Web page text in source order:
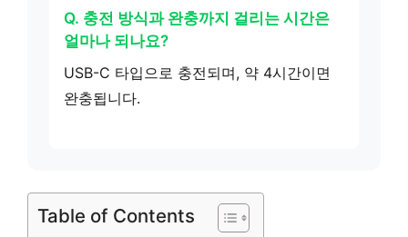
Q. 충전 방식과 완충까지 걸리는 시간은
얼마나 되나요?
USB-C 타입으로 충전되며, 약 4시간이면
완충됩니다.
Table of Contents